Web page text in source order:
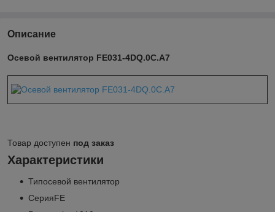
Описание
Осевой вентилятор FE031-4DQ.0C.A7
Товар доступен под заказ
Характеристики
Типосевой вентилятор
СерияFE